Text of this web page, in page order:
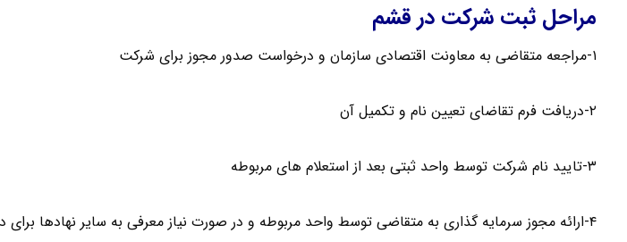
مراحل ثبت شرکت در قشم
۱-مراجعه متقاضی به معاونت اقتصادی سازمان و درخواست صدور مجوز برای شرکت
۲-دریافت فرم تقاضای تعیین نام و تکمیل آن
۳-تایید نام شرکت توسط واحد ثبتی بعد از استعلام های مربوطه
۴-ارائه مجوز سرمایه گذاری به متقاضی توسط واحد مربوطه و در صورت نیاز معرفی به سایر نهادها برای دریافت مجوزهای لازم